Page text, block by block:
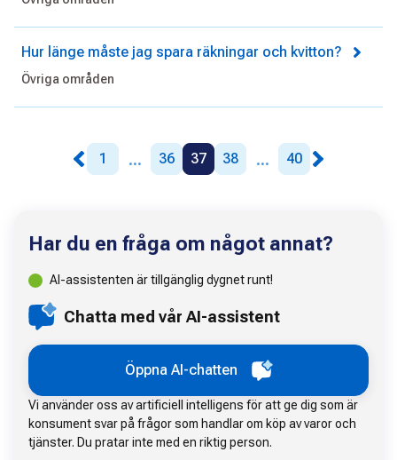
Hur länge måste jag spara räkningar och kvitton?
Övriga områden
1 ... 36 37 38 ... 40
Har du en fråga om något annat?
AI-assistenten är tillgänglig dygnet runt!
Chatta med vår AI-assistent
Öppna AI-chatten
Vi använder oss av artificiell intelligens för att ge dig som är
konsument svar på frågor som handlar om köp av varor och
tjänster. Du pratar inte med en riktig person.